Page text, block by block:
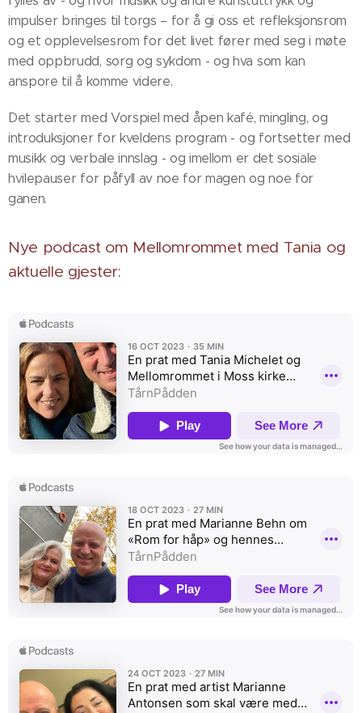
impulser bringes til torgs – for å gi oss et refleksjonsrom
og et opplevelsesrom for det livet fører med seg i møte
med oppbrudd, sorg og sykdom - og hva som kan
anspore til å komme videre.
Det starter med Vorspiel med åpen kafé, mingling, og
introduksjoner for kveldens program - og fortsetter med
musikk og verbale innslag - og imellom er det sosiale
hvilepauser for påfyll av noe for magen og noe for
ganen.
Nye podcast om Mellomrommet med Tania og
aktuelle gjester: